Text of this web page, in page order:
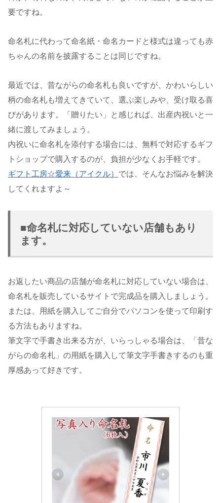
要ですね。
命名札に代わって命名紙・命名カードと様式は違っても赤
ちゃんの名前を披露することは同じですね。
最近では、昔ながらの命名札も良いですが、かわいらしい
柄の命名札も増えてきていて、選ぶ楽しみや、受け取る喜
びがあります。「贈りたい」と感じれば、出産内祝いと一
緒に渡してみましょう。
内祝いに命名札を添付する場合には、無料で対応するギフ
トショップで購入するのが、負担が少なくお手軽です。
ギフト工房☆愛来（アイクル） では、そんなお悩みを解決
してくれますよ～
■命名札に対応していない店舗もあり
ます。
お返したい商品の店舗が命名札に対応していない場合は、
命名札を販売しているサイトで完成品を購入しましょう。
または、用紙を購入してご自分でパソコンを使って印刷す
る方法もありますね。
筆文字で手書き出来る方が、いらっしゃる場合は、「昔な
がらの命名札」の用紙を購入して筆文字手書きするのも重
厚感あって好きです。